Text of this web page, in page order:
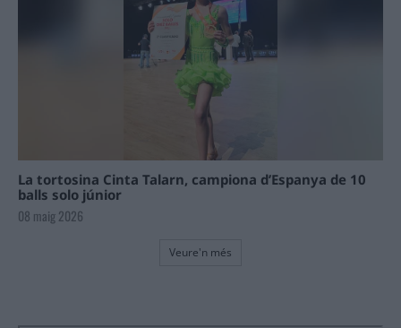
La tortosina Cinta Talarn, campiona d’Espanya de 10
balls solo júnior
08 maig 2026
Veure'n més